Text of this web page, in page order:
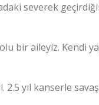
severek
bir aileyiz. Kendi
yıl kanserle